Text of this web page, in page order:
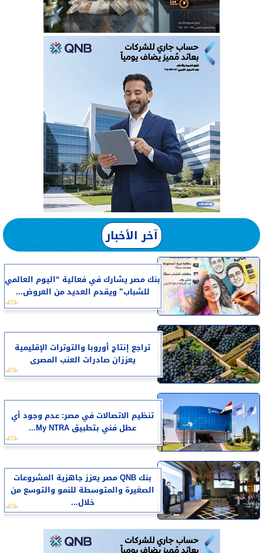
آخر الأخبار
بنك مصر يشارك في فعالية “اليوم العالمي
للشباب” ويقدم العديد من العروض...
تراجع إنتاج أوروبا والتوترات الإقليمية
يعززان صادرات العنب المصرى
تنظيم الاتصالات في مصر: عدم وجود أي
عطل فني بتطبيق My NTRA...
بنك QNB مصر يعزز جاهزية المشروعات
الصغيرة والمتوسطة للنمو والتوسع من
خلال...